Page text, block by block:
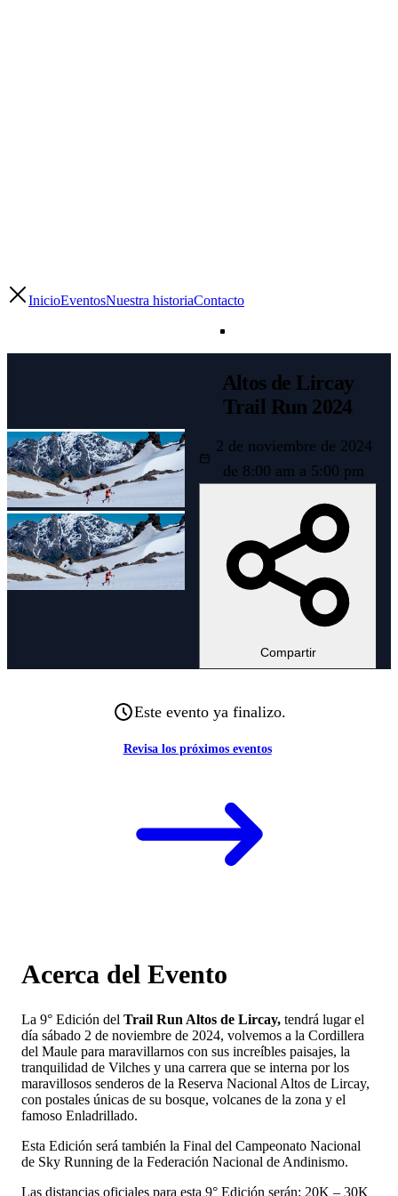
InicioEventosNuestra historiaContacto
Altos de Lircay
Trail Run 2024
2 de noviembre de 2024
de 8:00 am a 5:00 pm
Compartir
Este evento ya finalizo.
Revisa los próximos eventos
Acerca del Evento
La 9° Edición del Trail Run Altos de Lircay, tendrá lugar el
día sábado 2 de noviembre de 2024, volvemos a la Cordillera
del Maule para maravillarnos con sus increíbles paisajes, la
tranquilidad de Vilches y una carrera que se interna por los
maravillosos senderos de la Reserva Nacional Altos de Lircay,
con postales únicas de su bosque, volcanes de la zona y el
famoso Enladrillado.
Esta Edición será también la Final del Campeonato Nacional
de Sky Running de la Federación Nacional de Andinismo.
Las distancias oficiales para esta 9° Edición serán: 20K – 30K